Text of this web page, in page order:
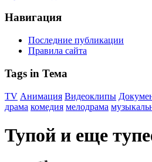
Навигация
Последние публикации
Правила сайта
Tags in Тема
TV Анимация Видеоклипы
драма комедия мелодрама
Тупой и еще